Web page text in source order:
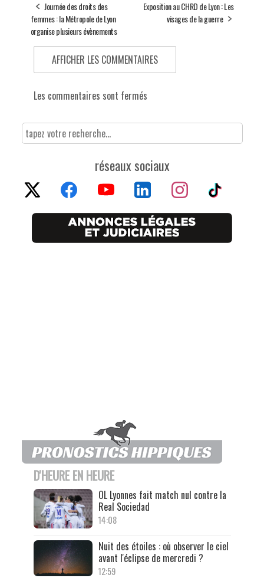
Journée des droits des
femmes : la Métropole de Lyon
organise plusieurs évènements
Exposition au CHRD de Lyon : Les
visages de la guerre
AFFICHER LES COMMENTAIRES
Les commentaires sont fermés
réseaux sociaux
D'HEURE EN HEURE
OL Lyonnes fait match nul contre la
Real Sociedad
14:08
Nuit des étoiles : où observer le ciel
avant l'éclipse de mercredi ?
12:59